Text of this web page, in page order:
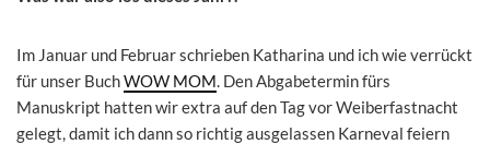
Im Januar und Februar schrieben Katharina und ich wie verrückt
für unser BuchWOW MOM. Den Abgabetermin fürs
Manuskript hatten wir extra auf den Tag vor Weiberfastnacht
gelegt, damit ich dann so richtig ausgelassen Karneval feiern